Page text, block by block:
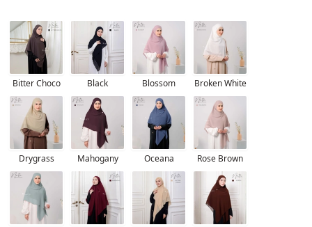
Bitter Choco Black Blossom Broken White
Drygrass Mahogany Oceana Rose Brown